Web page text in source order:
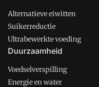
Alternatieve eiwitten
Suikerreductie
Ultrabewerkte voeding
Duurzaamheid
Voedselverspilling
Energie en water